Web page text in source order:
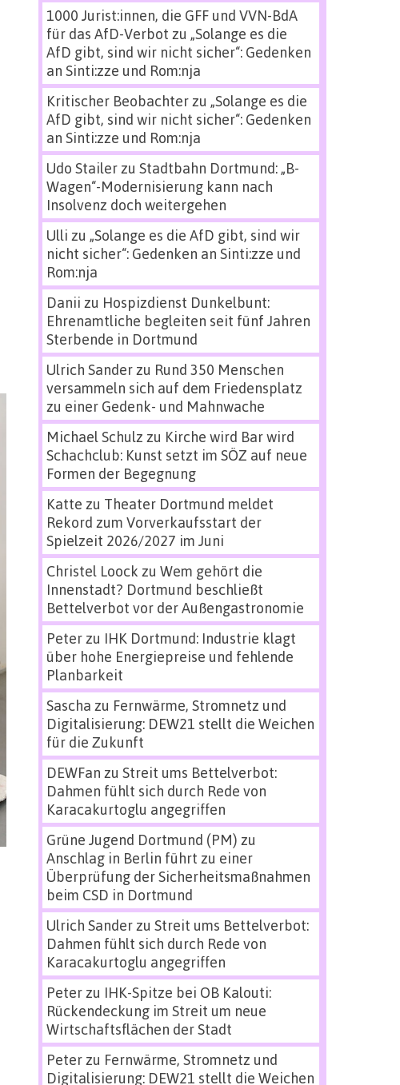
1000 Jurist:innen, die GFF und VVN-BdA
für das AfD-Verbot zu „Solange es die
AfD gibt, sind wir nicht sicher“: Gedenken
an Sinti:zze und Rom:nja
Kritischer Beobachterzu „Solange es die
AfD gibt, sind wir nicht sicher“: Gedenken
an Sinti:zze und Rom:nja
Udo Stailerzu Stadtbahn Dortmund: „B-
Wagen“-Modernisierung kann nach
Insolvenz doch weitergehen
Ulli zu „Solange es die AfD gibt, sind wir
nicht sicher“: Gedenken an Sinti:zze und
Rom:nja
Danii zu Hospizdienst Dunkelbunt:
Ehrenamtliche begleiten seit fünf Jahren
Sterbende in Dortmund
Ulrich Sanderzu Rund 350 Menschen
versammeln sich auf dem Friedensplatz
zu einer Gedenk- und Mahnwache
Michael Schulz zu Kirche wird Bar wird
Schachclub: Kunst setzt im SÖZ auf neue
Formen der Begegnung
Katte zu Theater Dortmund meldet
Rekord zum Vorverkaufsstart der
Spielzeit 2026/2027 im Juni
Christel Loock zu Wem gehört die
Innenstadt? Dortmund beschließt
Bettelverbot vor der Außengastronomie
Peterzu IHK Dortmund: Industrie klagt
über hohe Energiepreise und fehlende
Planbarkeit
Sascha zu Fernwärme, Stromnetz und
Digitalisierung: DEW21 stellt die Weichen
für die Zukunft
DEWFan zu Streit ums Bettelverbot:
Dahmen fühlt sich durch Rede von
Karacakurtoglu angegriffen
Grüne Jugend Dortmund (PM) zu
Anschlag in Berlin führt zu einer
Überprüfung der Sicherheitsmaßnahmen
beim CSD in Dortmund
Ulrich Sanderzu Streit ums Bettelverbot:
Dahmen fühlt sich durch Rede von
Karacakurtoglu angegriffen
Peterzu IHK-Spitze bei OB Kalouti:
Rückendeckung im Streit um neue
Wirtschaftsflächen der Stadt
Peterzu Fernwärme, Stromnetz und
Digitalisierung: DEW21 stellt die Weichen